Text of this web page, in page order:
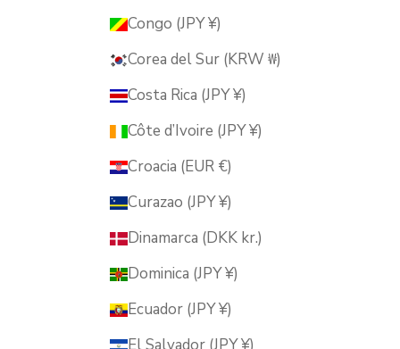
Congo (JPY ¥)
Corea del Sur (KRW ₩)
Costa Rica (JPY ¥)
Côte d’Ivoire (JPY ¥)
Croacia (EUR €)
Curazao (JPY ¥)
Dinamarca (DKK kr.)
Dominica (JPY ¥)
Ecuador (JPY ¥)